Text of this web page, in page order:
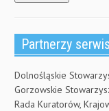
Partnerzy
Dolnośląskie
Gorzowskie
Rada Kuratorów,